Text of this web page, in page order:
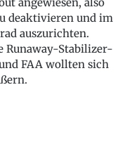
deaktivieren und im
auszurichten.
Runaway-Stabilizer-
FAA wollten sich